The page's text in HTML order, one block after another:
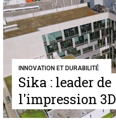
INNOVATION ET DURABILITÉ
Sika : leader de
l'impression 3D